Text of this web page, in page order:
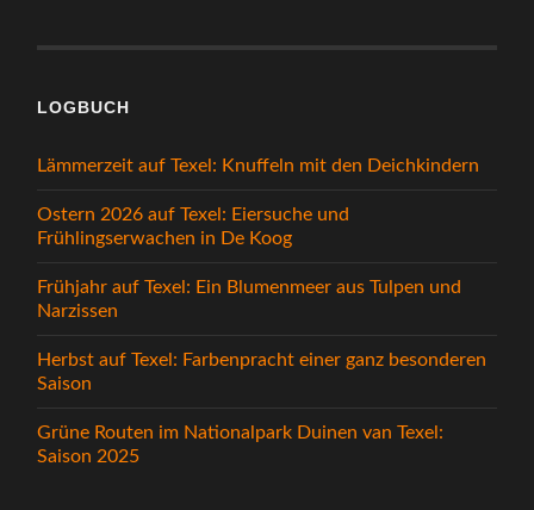
LOGBUCH
Lämmerzeit auf Texel: Knuffeln mit den Deichkindern
Ostern 2026 auf Texel: Eiersuche und
Frühlingserwachen in De Koog
Frühjahr auf Texel: Ein Blumenmeer aus Tulpen und
Narzissen
Herbst auf Texel: Farbenpracht einer ganz besonderen
Saison
Grüne Routen im Nationalpark Duinen van Texel:
Saison 2025